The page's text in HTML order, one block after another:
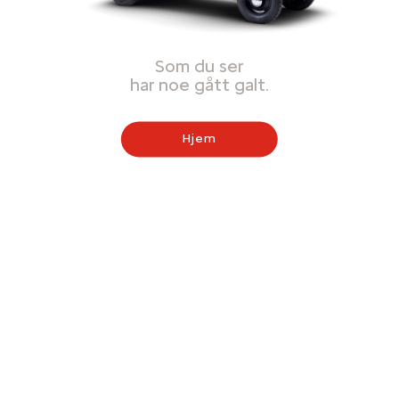
Som du ser
har noe gått galt.
Hjem